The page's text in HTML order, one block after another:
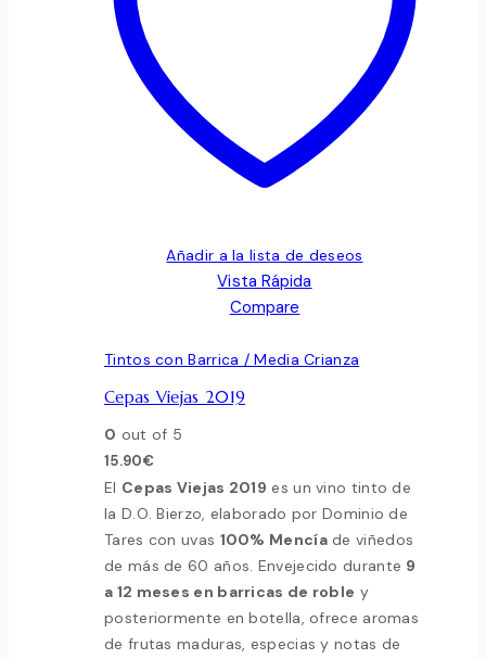
Añadir a la lista de deseos
Vista Rápida
Compare
Tintos con Barrica / Media Crianza
Cepas Viejas 2019
0 out of 5
15.90€
El Cepas Viejas 2019 es un vino tinto de
la D.O. Bierzo, elaborado por Dominio de
Tares con uvas 100% Mencíade viñedos
de más de 60 años. Envejecido durante 9
a 12 meses en barricas de roble y
posteriormente en botella, ofrece aromas
de frutas maduras, especias y notas de